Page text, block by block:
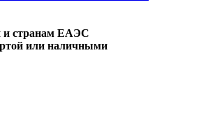
и странам ЕАЭС
или наличными